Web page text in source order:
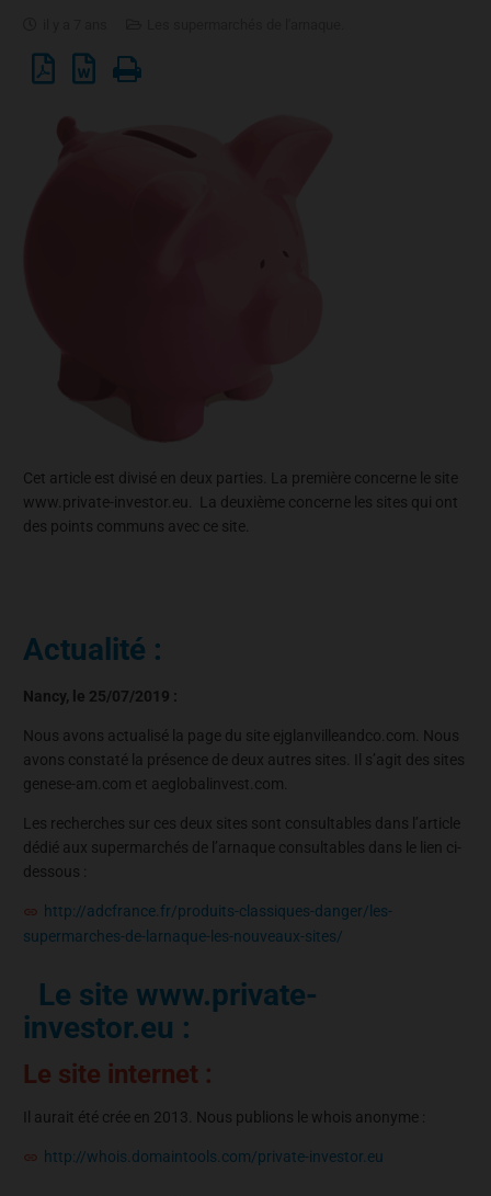
Cet article est divisé en deux parties. La première concerne le site
www.private-investor.eu. La deuxième concerne les sites qui ont
des points communs avec ce site.
Actualité :
Nancy, le 25/07/2019 :
Nous avons actualisé la page du site ejglanvilleandco.com. Nous
avons constaté la présence de deux autres sites. Il s’agit des sites
genese-am.com et aeglobalinvest.com.
Les recherches sur ces deux sites sont consultables dans l’article
dédié aux supermarchés de l’arnaque consultables dans le lien ci-
dessous :
http://adcfrance.fr/produits-classiques-danger/les-
supermarches-de-larnaque-les-nouveaux-sites/
Le site www.private-
investor.eu :
Le site internet :
Il aurait été crée en 2013. Nous publions le whois anonyme :
http://whois.domaintools.com/private-investor.eu